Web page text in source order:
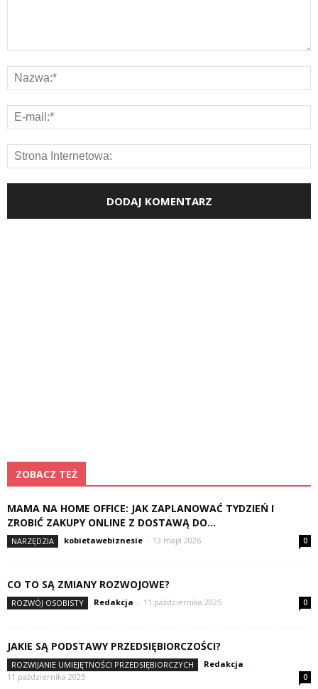
ZOBACZ TEŻ
MAMA NA HOME OFFICE: JAK ZAPLANOWAĆ TYDZIEŃ I
ZROBIĆ ZAKUPY ONLINE Z DOSTAWĄ DO...
NARZĘDZIA kobietawebiznesie - 13 maja 2026 0
CO TO SĄ ZMIANY ROZWOJOWE?
ROZWÓJ OSOBISTY Redakcja - 11 października 2025 0
JAKIE SĄ PODSTAWY PRZEDSIĘBIORCZOŚCI?
ROZWIJANIE UMIEJĘTNOŚCI PRZEDSIĘBIORCZYCH Redakcja -
11 października 2025
0